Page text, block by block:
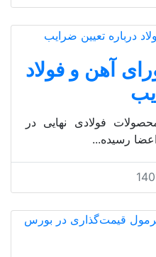
آهن و فولاد
فولادی نهایی در
رسیده...